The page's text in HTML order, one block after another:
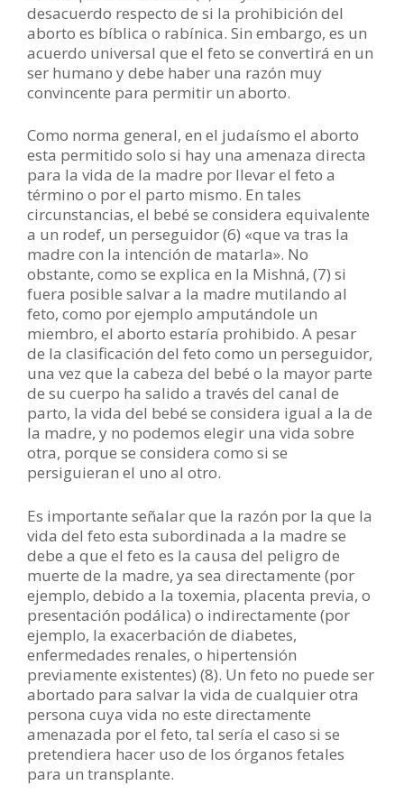
desacuerdo respecto de si la prohibición del
aborto es bíblica o rabínica. Sin embargo, es un
acuerdo universal que el feto se convertirá en un
ser humano y debe haber una razón muy
convincente para permitir un aborto.
Como norma general, en el judaísmo el aborto
esta permitido solo si hay una amenaza directa
para la vida de la madre por llevar el feto a
término o por el parto mismo. En tales
circunstancias, el bebé se considera equivalente
a un rodef, un perseguidor (6) «que va tras la
madre con la intención de matarla». No
obstante, como se explica en la Mishná, (7) si
fuera posible salvar a la madre mutilando al
feto, como por ejemplo amputándole un
miembro, el aborto estaría prohibido. A pesar
de la clasificación del feto como un perseguidor,
una vez que la cabeza del bebé o la mayor parte
de su cuerpo ha salido a través del canal de
parto, la vida del bebé se considera igual a la de
la madre, y no podemos elegir una vida sobre
otra, porque se considera como si se
persiguieran el uno al otro.
Es importante señalar que la razón por la que la
vida del feto esta subordinada a la madre se
debe a que el feto es la causa del peligro de
muerte de la madre, ya sea directamente (por
ejemplo, debido a la toxemia, placenta previa, o
presentación podálica) o indirectamente (por
ejemplo, la exacerbación de diabetes,
enfermedades renales, o hipertensión
previamente existentes) (8). Un feto no puede ser
abortado para salvar la vida de cualquier otra
persona cuya vida no este directamente
amenazada por el feto, tal sería el caso si se
pretendiera hacer uso de los órganos fetales
para un transplante.